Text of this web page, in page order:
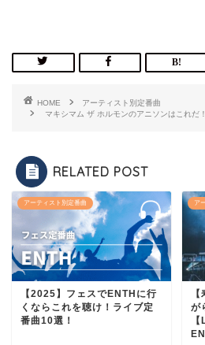
HOME
アーティスト別定番曲
マキシマム ザ ホルモンのアニソンはこれだ
RELATED POST
アーティスト別定番曲
【2025】フェスでENTHに行
くならこれを聴け！ライブ定
番曲10選！
ア
が